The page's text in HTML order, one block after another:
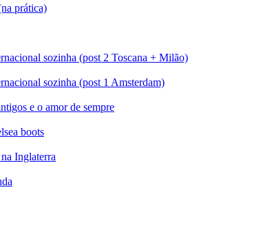
prática)
sozinha (post 2 Toscana + Milão)
sozinha (post 1 Amsterdam)
e o amor de sempre
boots
Inglaterra